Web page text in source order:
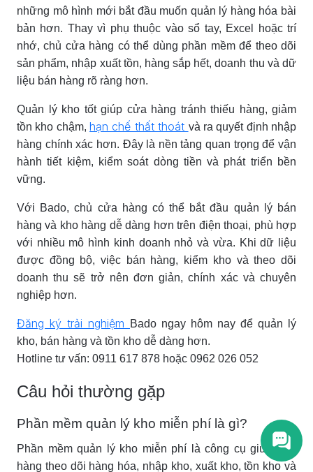
những mô hình mới bắt đầu muốn quản lý hàng hóa bài
bản hơn. Thay vì phụ thuộc vào sổ tay, Excel hoặc trí
nhớ, chủ cửa hàng có thể dùng phần mềm để theo dõi
sản phẩm, nhập xuất tồn, hàng sắp hết, doanh thu và dữ
liệu bán hàng rõ ràng hơn.
Quản lý kho tốt giúp cửa hàng tránh thiếu hàng, giảm
tồn kho chậm, hạn chế thất thoát và ra quyết định nhập
hàng chính xác hơn. Đây là nền tảng quan trọng để vận
hành tiết kiệm, kiểm soát dòng tiền và phát triển bền
vững.
Với Bado, chủ cửa hàng có thể bắt đầu quản lý bán
hàng và kho hàng dễ dàng hơn trên điện thoại, phù hợp
với nhiều mô hình kinh doanh nhỏ và vừa. Khi dữ liệu
được đồng bộ, việc bán hàng, kiểm kho và theo dõi
doanh thu sẽ trở nên đơn giản, chính xác và chuyên
nghiệp hơn.
Đăng ký trải nghiệm
Bado ngay hôm nay để quản lý
kho, bán hàng và tồn kho dễ dàng hơn.
Hotline tư vấn: 0911 617 878 hoặc 0962 026 052
Câu hỏi thường gặp
Phần mềm quản lý kho miễn phí là gì?
Phần mềm quản lý kho miễn phí là công cụ giúp cửa
hàng theo dõi hàng hóa, nhập kho, xuất kho, tồn kho và